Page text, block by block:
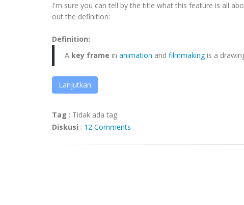
I'm sure you can tell by the title what this feature is all
out the definition:
Definition:
A key frame in animation and filmmakingis a
Lanjutkan
Tag : Tidak ada tag
Diskusi : 12 Comments